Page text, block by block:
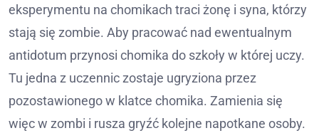
eksperymentu na chomikach traci żonę i syna, którzy
stają się zombie. Aby pracować nad ewentualnym
antidotum przynosi chomika do szkoły w której uczy.
Tu jedna z uczennic zostaje ugryziona przez
pozostawionego w klatce chomika. Zamienia się
więc w zombi i rusza gryźć kolejne napotkane osoby.